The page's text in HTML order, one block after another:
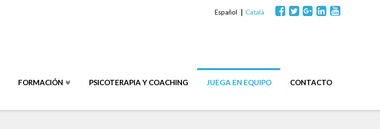
Español Català
FORMACIÓN PSICOTERAPIA Y COACHING JUEGA EN EQUIPO CONTACTO